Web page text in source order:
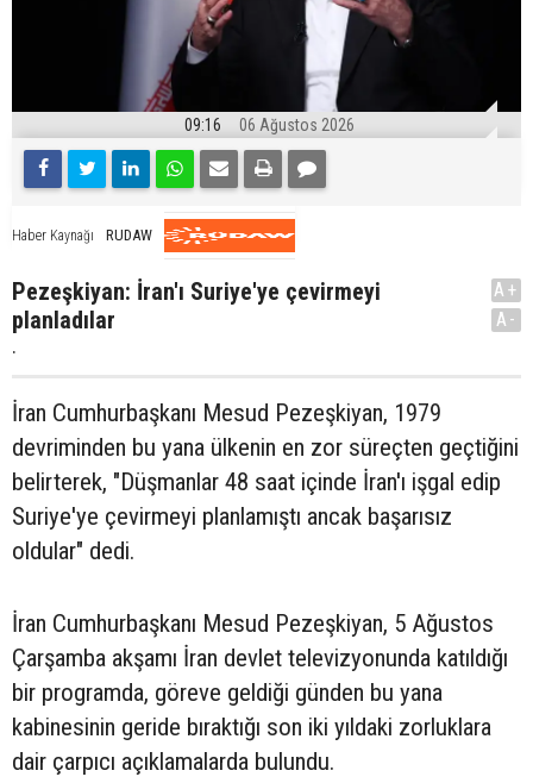
09:16 06 Ağustos 2026
Haber Kaynağı RUDAW
Pezeşkiyan: İran'ı Suriye'ye çevirmeyi
planladılar
.
A+
A-
İran Cumhurbaşkanı Mesud Pezeşkiyan, 1979
devriminden bu yana ülkenin en zor süreçten geçtiğini
belirterek, "Düşmanlar 48 saat içinde İran'ı işgal edip
Suriye'ye çevirmeyi planlamıştı ancak başarısız
oldular" dedi.
İran Cumhurbaşkanı Mesud Pezeşkiyan, 5 Ağustos
Çarşamba akşamı İran devlet televizyonunda katıldığı
bir programda, göreve geldiği günden bu yana
kabinesinin geride bıraktığı son iki yıldaki zorluklara
dair çarpıcı açıklamalarda bulundu.